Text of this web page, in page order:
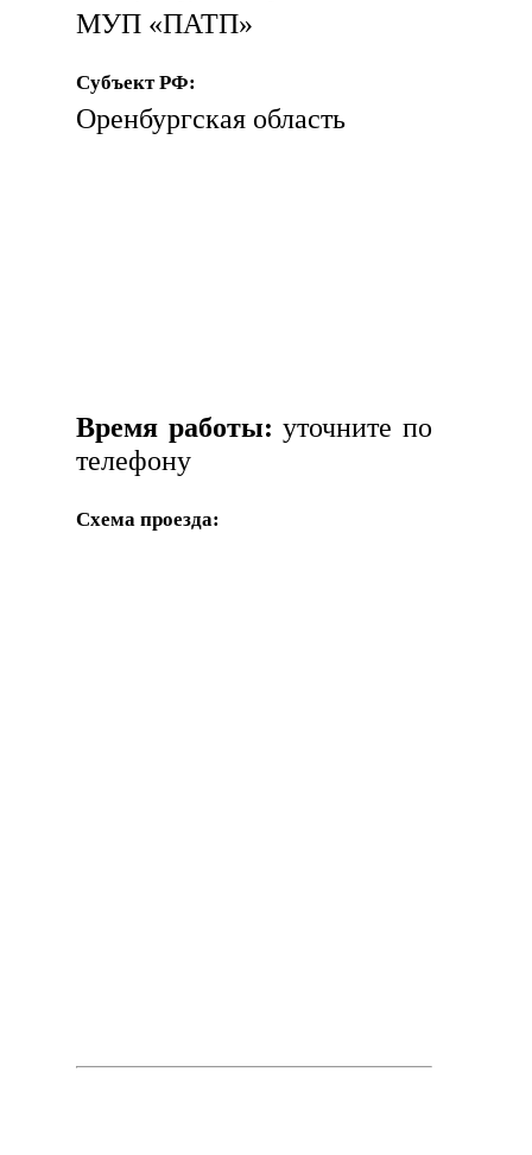
МУП «ПАТП»
Субъект РФ:
Оренбургская область
Время работы: уточните по
телефону
Схема проезда: